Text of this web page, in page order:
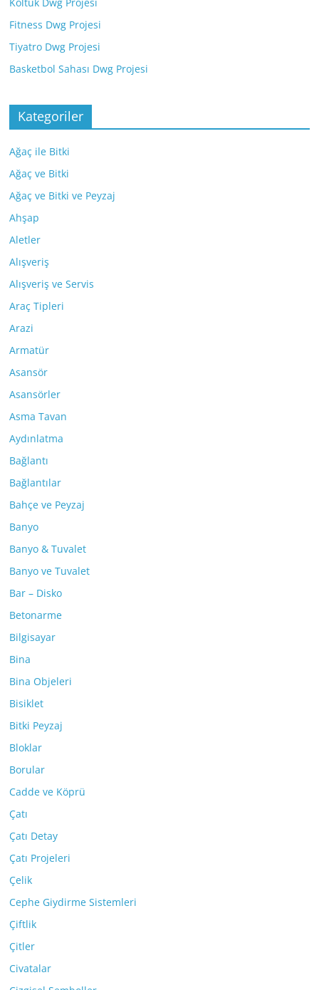
Fitness Dwg Projesi
Tiyatro Dwg Projesi
Basketbol Sahası Dwg Projesi
Kategoriler
Ağaç ile Bitki
Ağaç ve Bitki
Ağaç ve Bitki ve Peyzaj
Ahşap
Aletler
Alışveriş
Alışveriş ve Servis
Araç Tipleri
Arazi
Armatür
Asansör
Asansörler
Asma Tavan
Aydınlatma
Bağlantı
Bağlantılar
Bahçe ve Peyzaj
Banyo
Banyo & Tuvalet
Banyo ve Tuvalet
Bar – Disko
Betonarme
Bilgisayar
Bina
Bina Objeleri
Bisiklet
Bitki Peyzaj
Bloklar
Borular
Cadde ve Köprü
Çatı
Çatı Detay
Çatı Projeleri
Çelik
Cephe Giydirme Sistemleri
Çiftlik
Çitler
Civatalar